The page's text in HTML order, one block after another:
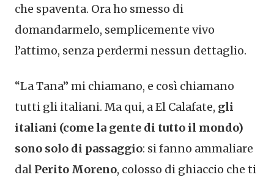
che spaventa. Ora ho smesso di
domandarmelo, semplicemente vivo
l’attimo, senza perdermi nessun dettaglio.
“La Tana” mi chiamano, e così chiamano
tutti gli italiani. Ma qui, a El Calafate, gli
italiani (come la gente di tutto il mondo)
sono solo di passaggio: si fanno ammaliare
dal Perito Moreno, colosso di ghiaccio che ti